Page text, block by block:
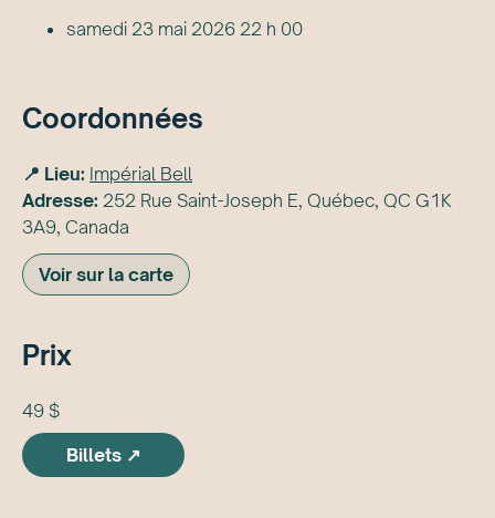
samedi 23 mai 2026 22 h 00
Coordonnées
📍 Lieu: Impérial Bell
Adresse: 252 Rue Saint-Joseph E, Québec, QC G1K
3A9, Canada
Voir sur la carte
Prix
49 $
Billets ↗